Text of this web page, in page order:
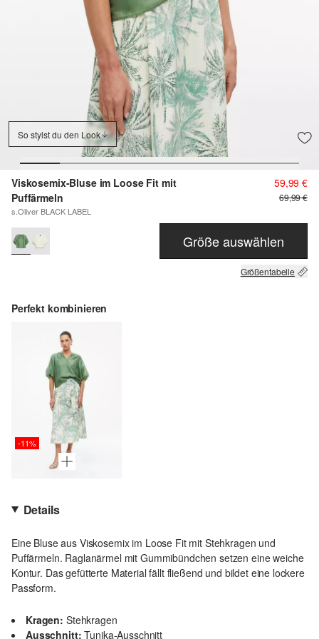
So stylst du den Look
Viskosemix-Bluse im Loose Fit mit
Puffärmeln
s.Oliver BLACK LABEL
59,99 €
69,99 €
Größe auswählen
Größentabelle
Perfekt kombinieren
-11%
Details
Eine Bluse aus Viskosemix im Loose Fit mit Stehkragen und
Puffärmeln. Raglanärmel mit Gummibündchen setzen eine weiche
Kontur. Das gefütterte Material fällt fließend und bildet eine lockere
Passform.
Kragen: Stehkragen
Ausschnitt: Tunika-Ausschnitt